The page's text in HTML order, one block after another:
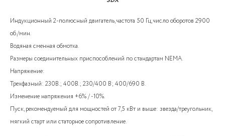
Индукционный 2-полюсный двигатель, частота 50 Гц, число оборотов 2900
об./мин.
Водяная сменная обмотка.
Размеры соединительных приспособлений по стандартам NEMA.
Напряжение:
Трехфазный: 230В.; 400В.; 230/400 В; 400/690 В.
Изменение напряжения +6% / -10%.
Пуск, рекомендуемый для мощностей от 7,5 кВт и выше: звезда/треугольник,
мягкий старт или статорное сопротивление.